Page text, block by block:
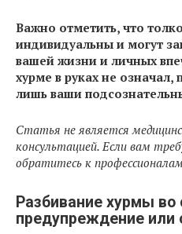
Важно отметить, что
индивидуальны и могут
вашей жизни и личных
хурме в руках не означал,
лишь ваши
Статья не является
консультацией. Если вам
обратитесь к
Разбивание хурмы во
предупреждение или